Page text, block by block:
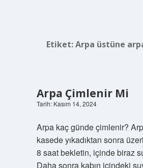
Etiket:Arpa üstüne
Arpa Çimlenir Mi
Tarih: Kasım 14, 2024
Arpa kaç günde çimlenir?
kasede yıkadıktan sonra
8 saat bekletin, içinde biraz
Daha sonra kabın içindeki